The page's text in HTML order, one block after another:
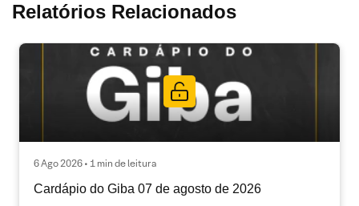
Relatórios Relacionados
6 Ago 2026 • 1 min de leitura
Cardápio do Giba 07 de agosto de 2026